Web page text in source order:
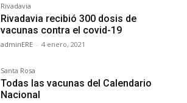
Rivadavia
Rivadavia recibió 300 dosis de
vacunas contra el covid-19
adminERE - 4 enero, 2021
Santa Rosa
Todas las vacunas del Calendario
Nacional